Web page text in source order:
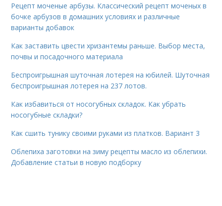
Рецепт моченые арбузы. Классический рецепт моченых в
бочке арбузов в домашних условиях и различные
варианты добавок
Как заставить цвести хризантемы раньше. Выбор места,
почвы и посадочного материала
Беспроигрышная шуточная лотерея на юбилей. Шуточная
беспроигрышная лотерея на 237 лотов.
Как избавиться от носогубных складок. Как убрать
носогубные складки?
Как сшить тунику своими руками из платков. Вариант 3
Облепиха заготовки на зиму рецепты масло из облепихи.
Добавление статьи в новую подборку